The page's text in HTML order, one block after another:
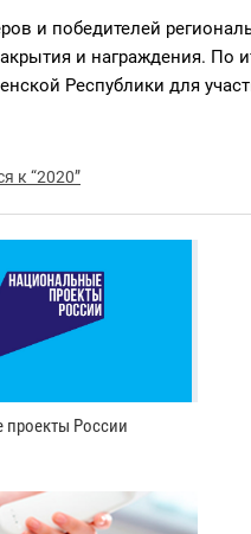
и победителей
и награждения. По
Республики для
к “2020”
России